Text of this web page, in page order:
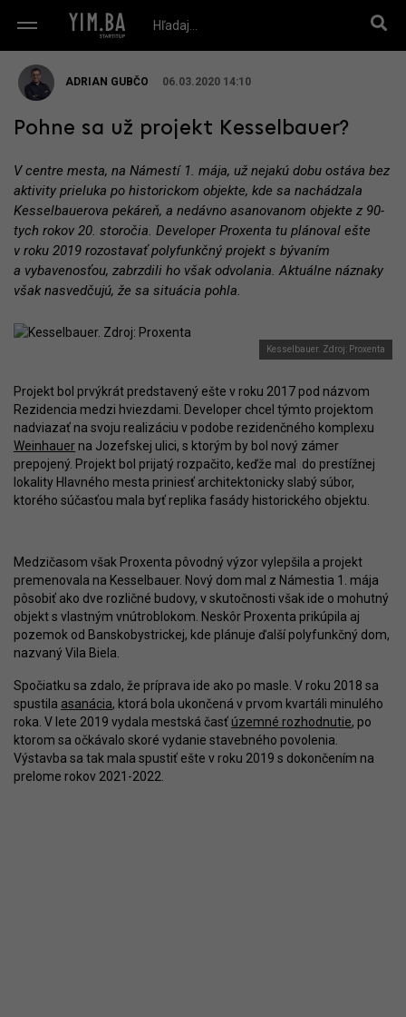
ADRIAN GUBČO 06.03.2020 14:10
Pohne sa už projekt Kesselbauer?
V centre mesta, na Námestí 1. mája, už nejakú dobu ostáva bez
aktivity prieluka po historickom objekte, kde sa nachádzala
Kesselbauerova pekáreň, a nedávno asanovanom objekte z 90-
tych rokov 20. storočia. Developer Proxenta tu plánoval ešte
v roku 2019 rozostavať polyfunkčný projekt s bývaním
a vybavenosťou, zabrzdili ho však odvolania. Aktuálne náznaky
však nasvedčujú, že sa situácia pohla.
Kesselbauer. Zdroj: Proxenta
Projekt bol prvýkrát predstavený ešte v roku 2017 pod názvom
Rezidencia medzi hviezdami. Developer chcel týmto projektom
nadviazať na svoju realizáciu v podobe rezidenčného komplexu
Weinhauer na Jozefskej ulici, s ktorým by bol nový zámer
prepojený. Projekt bol prijatý rozpačito, keďže mal do prestížnej
lokality Hlavného mesta priniesť architektonicky slabý súbor,
ktorého súčasťou mala byť replika fasády historického objektu.
Medzičasom však Proxenta pôvodný výzor vylepšila a projekt
premenovala na Kesselbauer. Nový dom mal z Námestia 1. mája
pôsobiť ako dve rozličné budovy, v skutočnosti však ide o mohutný
objekt s vlastným vnútroblokom. Neskôr Proxenta prikúpila aj
pozemok od Banskobystrickej, kde plánuje ďalší polyfunkčný dom,
nazvaný Vila Biela.
Spočiatku sa zdalo, že príprava ide ako po masle. V roku 2018 sa
spustila asanácia, ktorá bola ukončená v prvom kvartáli minulého
roka. V lete 2019 vydala mestská časť územné rozhodnutie, po
ktorom sa očkávalo skoré vydanie stavebného povolenia.
Výstavba sa tak mala spustiť ešte v roku 2019 s dokončením na
prelome rokov 2021-2022.